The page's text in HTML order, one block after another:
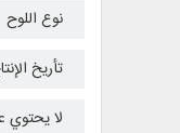
نوع اللوح
تأريخ
لا يحتوي